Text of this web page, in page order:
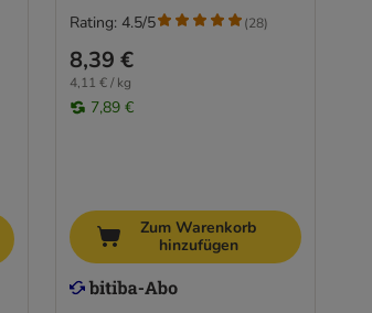
8,39 €
4,11 € / kg
7,89 €
Rating: 4.5/5 (28)
Zum Warenkorb
hinzufügen